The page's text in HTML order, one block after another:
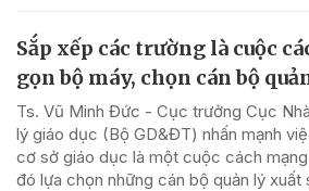
Sắp xếp các trường là cuộc
gọn bộ máy, chọn cán bộ
Ts. Vũ Minh Đức - Cục trưởng Cục
lý giáo dục (Bộ GD&ĐT) nhấn mạnh
cơ sở giáo dục là một cuộc cách
đó lựa chọn những cán bộ quản lý xuất